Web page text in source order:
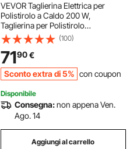
VEVOR Taglierina Elettrica per
Polistirolo a Caldo 200 W,
Taglierina per Polistirolo
50℃-500℃, Lame da 150 mm e
200 mm, Attrezzi per Taglio di
Polietilene, Schiuma
(100)
7190€
Sconto extra di 5% con coupon
Disponibile
Consegna:non appena Ven.
Ago. 14
Aggiungi al carrello